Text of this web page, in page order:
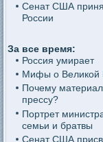
Сенат США
России
За все время:
Россия умирает
Мифы о Великой
Почему материал
прессу?
Портрет
семьи и братвы
Сенат США